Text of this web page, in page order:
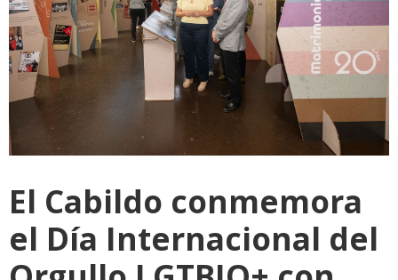
El Cabildo conmemora
el Día Internacional del